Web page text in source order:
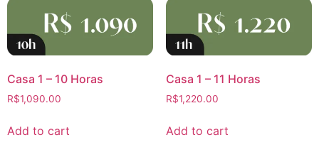
Casa 1 – 10 Horas
R$1,090.00
Add to cart
Casa 1 – 11 Horas
R$1,220.00
Add to cart